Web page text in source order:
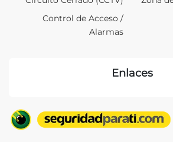
Control de Acceso /
Alarmas
Enlaces